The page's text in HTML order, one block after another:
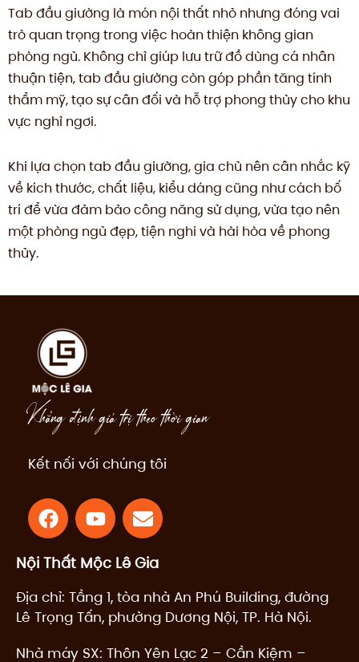
Tab đầu giường là món nội thất nhỏ nhưng đóng vai
trò quan trọng trong việc hoàn thiện không gian
phòng ngủ. Không chỉ giúp lưu trữ đồ dùng cá nhân
thuận tiện, tab đầu giường còn góp phần tăng tính
thẩm mỹ, tạo sự cân đối và hỗ trợ phong thủy cho khu
vực nghỉ ngơi.
Khi lựa chọn tab đầu giường, gia chủ nên cân nhắc kỹ
về kích thước, chất liệu, kiểu dáng cũng như cách bố
trí để vừa đảm bảo công năng sử dụng, vừa tạo nên
một phòng ngủ đẹp, tiện nghi và hài hòa về phong
thủy.
Khẳng định giá trị theo thời gian
Kết nối với chúng tôi
F
a
e
b
o
o
k
Y
o
t
b
e
E
n
e
o
p
e
Nội Thất Mộc Lê Gia
Địa chỉ: Tầng 1, tòa nhà An Phú Building, đường
Lê Trọng Tấn, phường Dương Nội, TP. Hà Nội.
Nhà máy SX: Thôn Yên Lạc 2 – Cần Kiệm –